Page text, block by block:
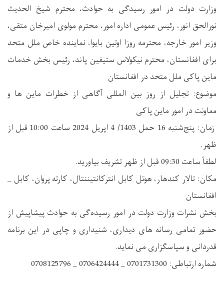
وزارت دولت در امور رسیدگی به حوادث، محترم شیخ الحدیث
نورالحق انور، رئیس عمومی اداره امور، محترم مولوی امیرخان متقی،
وزیر امور خارجه، محترمه روزا اوتین بایوا، نماینده خاص ملل متحد
برای افغانستان، محترم نیکولاس ستیفین پاند، رئیس بخش خدمات
ماین پاکی ملل متحد در افغانستان
موضوع: تجلیل از روز بین المللی آگاهی از خطرات ماین ها و
معاونت در امور ماین پاکی
زمان: پنج‌شنبه 16 حمل 1403/ 4 اپریل 2024 ساعت 10:00 قبل از
ظهر.
لطفاً ساعت 09:30 قبل از ظهر تشریف بیاورید.
مکان: تالار کندهار، هوتل کابل انترکانتیننتال، کارته پروان، کابل _
افغانستان
بخش نشرات وزارت دولت در امور رسیده‌گی به حوادث پیشاپیش از
حضور تمامی رسانه های دیداری، شنیداری و چاپی در این برنامه
قدردانی و سپاسگزاری می نماید.
شماره ارتباطی: 0701731300 _ 0706424444 _ 0708125796